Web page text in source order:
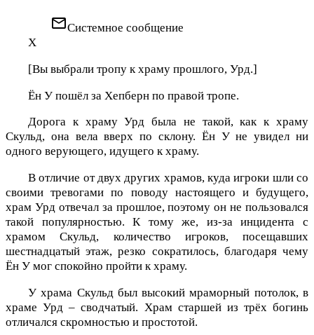
emailСистемное сообщение
X
[Вы выбрали тропу к храму прошлого, Урд.]
Ён У пошёл за Хепберн по правой тропе.
Дорога к храму Урд была не такой, как к храму
Скульд, она вела вверх по склону. Ён У не увидел ни
одного верующего, идущего к храму.
В отличие от двух других храмов, куда игроки шли со
своими тревогами по поводу настоящего и будущего,
храм Урд отвечал за прошлое, поэтому он не пользовался
такой популярностью. К тому же, из-за инцидента с
храмом Скульд, количество игроков, посещавших
шестнадцатый этаж, резко сократилось, благодаря чему
Ён У мог спокойно пройти к храму.
У храма Скульд был высокий мраморный потолок, в
храме Урд – сводчатый. Храм старшей из трёх богинь
отличался скромностью и простотой.